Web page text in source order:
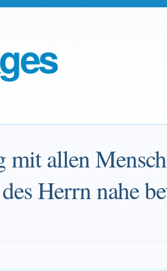
mit allen
Herrn nahe